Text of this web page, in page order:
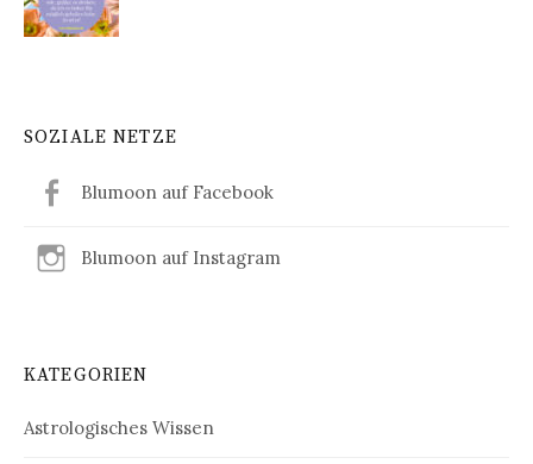
SOZIALE NETZE
Blumoon auf Facebook
Blumoon auf Instagram
KATEGORIEN
Astrologisches Wissen